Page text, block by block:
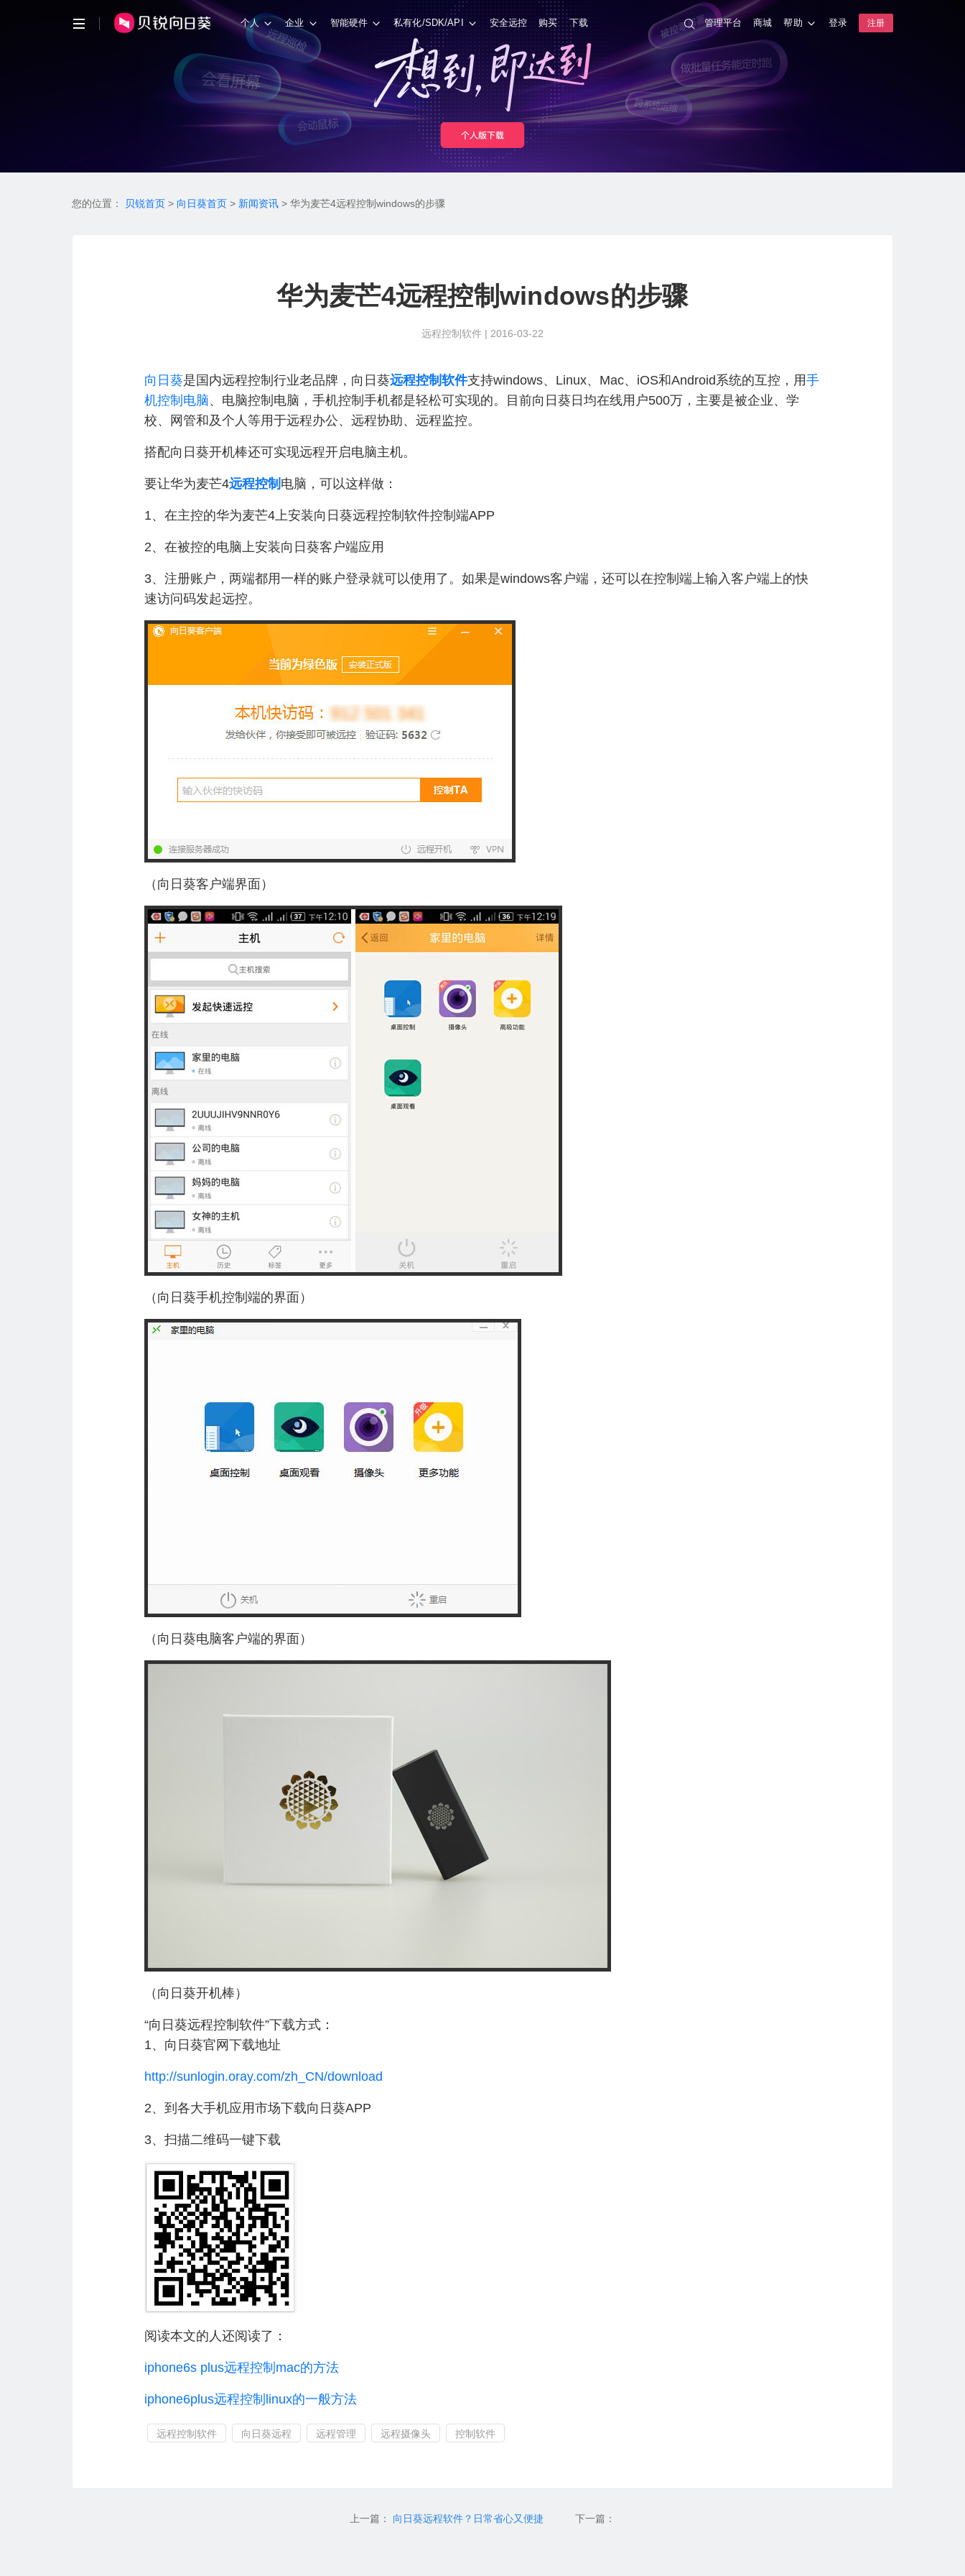
个人 企业 智能硬件 私有化/SDK/API 安全远控 购买 下载 管理平台 商城 帮助 登录 注册
您的位置： 贝锐首页 > 向日葵首页 > 新闻资讯 > 华为麦芒4远程控制windows的步骤
华为麦芒4远程控制windows的步骤
远程控制软件 | 2016-03-22
向日葵是国内远程控制行业老品牌，向日葵远程控制软件支持windows、Linux、Mac、iOS和Android系统的互控，用手
机控制电脑、电脑控制电脑，手机控制手机都是轻松可实现的。目前向日葵日均在线用户500万，主要是被企业、学
校、网管和及个人等用于远程办公、远程协助、远程监控。
搭配向日葵开机棒还可实现远程开启电脑主机。
要让华为麦芒4远程控制 电脑，可以这样做：
1、在主控的华为麦芒4上安装向日葵远程控制软件控制端APP
2、在被控的电脑上安装向日葵客户端应用
3、注册账户，两端都用一样的账户登录就可以使用了。如果是windows客户端，还可以在控制端上输入客户端上的快
速访问码发起远控。
（向日葵客户端界面）
（向日葵手机控制端的界面）
（向日葵电脑客户端的界面）
（向日葵开机棒）
“向日葵远程控制软件”下载方式：
1、向日葵官网下载地址
http://sunlogin.oray.com/zh_CN/download
2、到各大手机应用市场下载向日葵APP
3、扫描二维码一键下载
阅读本文的人还阅读了：
iphone6s plus远程控制mac的方法
iphone6plus远程控制linux的一般方法
远程控制软件 向日葵远程 远程管理 远程摄像头 控制软件
上一篇： 向日葵远程软件？日常省心又便捷 下一篇：